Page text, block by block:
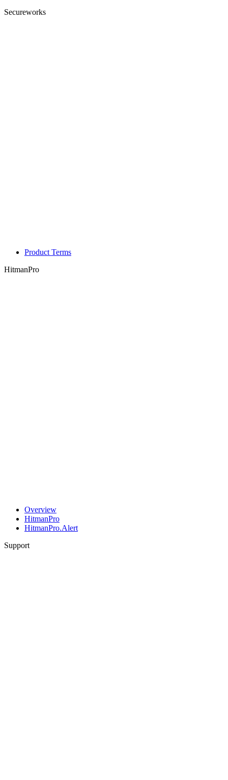
Secureworks
Product Terms
HitmanPro
Overview
HitmanPro
HitmanPro.Alert
Support